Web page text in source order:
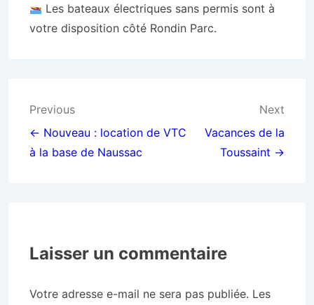
Les bateaux électriques sans permis sont à
votre disposition côté Rondin Parc.
Previous
← Nouveau : location de VTC
à la base de Naussac
Next
Vacances de la
Toussaint →
Laisser un commentaire
Votre adresse e-mail ne sera pas publiée. Les